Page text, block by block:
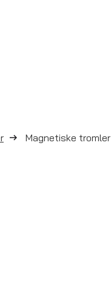
Magnetiske tromler